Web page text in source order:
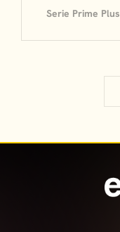
Serie Prime Plus